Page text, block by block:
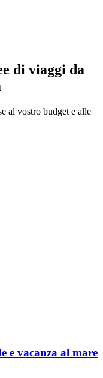
di viaggi da
al vostro budget e alle
e vacanza al mare